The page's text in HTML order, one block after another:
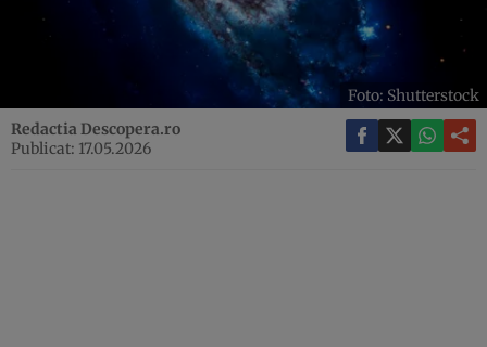
Foto: Shutterstock
Redactia Descopera.ro
Publicat: 17.05.2026